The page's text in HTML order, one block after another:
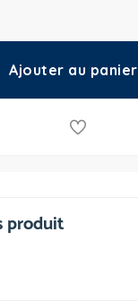
Ajouter au panier
produit